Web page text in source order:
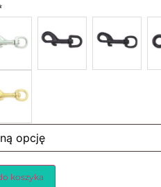
koszyka